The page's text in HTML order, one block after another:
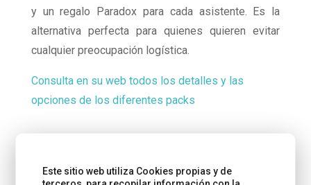
y un regalo Paradox para cada asistente. Es la
alternativa perfecta para quienes quieren evitar
cualquier preocupación logística.
Consulta en su web todos los detalles y las
opciones de los diferentes packs
Este sitio web utiliza Cookies propias y de